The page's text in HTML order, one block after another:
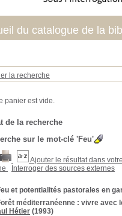
la recherche
de la recherche
sur le mot-clé 'Feu'
Ajouter le résultat dans
Interroger des sources externes
et potentialités pastorales en
méditerranéenne : vivre
Hétier (1993)
du catalogue de la